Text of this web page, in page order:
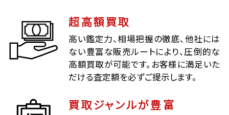
超高額買取
高い鑑定力、相場把握の徹底、他社には
ない豊富な販売ルートにより、圧倒的な
高額買取が可能です。お客様に満足いた
だける査定額を必ずご提示します。
買取ジャンルが豊富